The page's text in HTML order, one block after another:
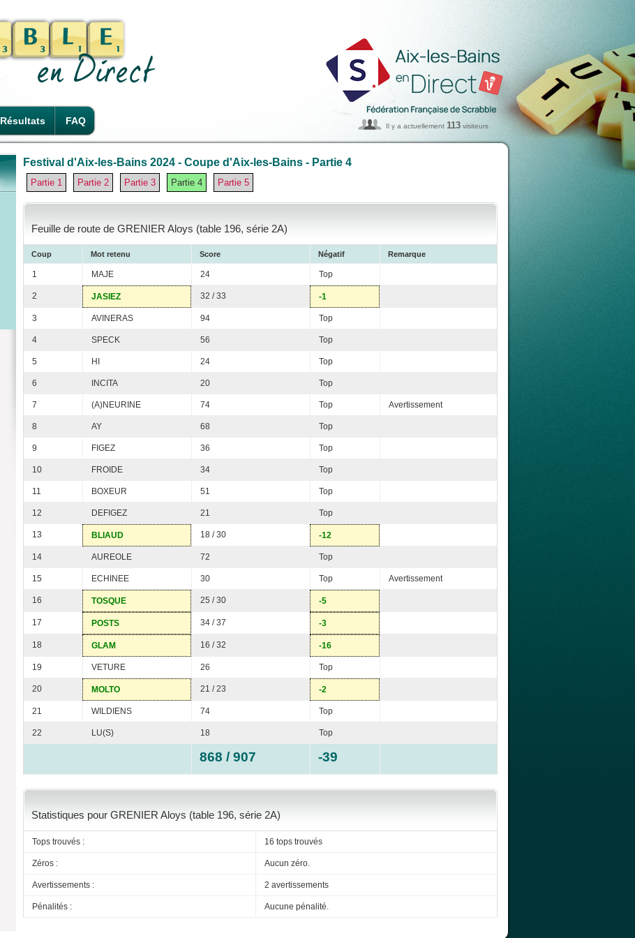
Résultats FAQ Il y a actuellement 113 visiteurs
Festival d'Aix-les-Bains 2024 - Coupe d'Aix-les-Bains - Partie 4
Partie 1 Partie 2 Partie 3 Partie 4 Partie 5
Feuille de route de GRENIER Aloys (table 196, série 2A)
Coup Mot retenu Score Négatif Remarque
1 MAJE 24 Top
2 JASIEZ 32 / 33 -1
3 AVINERAS 94 Top
4 SPECK 56 Top
5 HI 24 Top
6 INCITA 20 Top
7 (A)NEURINE 74 Top Avertissement
8 AY 68 Top
9 FIGEZ 36 Top
10 FROIDE 34 Top
11 BOXEUR 51 Top
12 DEFIGEZ 21 Top
13 BLIAUD 18 / 30 -12
14 AUREOLE 72 Top
15 ECHINEE 30 Top Avertissement
16 TOSQUE 25 / 30 -5
17 POSTS 34 / 37 -3
18 GLAM 16 / 32 -16
19 VETURE 26 Top
20 MOLTO 21 / 23 -2
21 WILDIENS 74 Top
22 LU(S) 18 Top
868 / 907 -39
Statistiques pour GRENIER Aloys (table 196, série 2A)
Tops trouvés : 16 tops trouvés
Zéros : Aucun zéro.
Avertissements : 2 avertissements
Pénalités : Aucune pénalité.